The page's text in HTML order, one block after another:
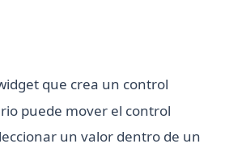
que crea un control
puede mover el control
un valor dentro de un